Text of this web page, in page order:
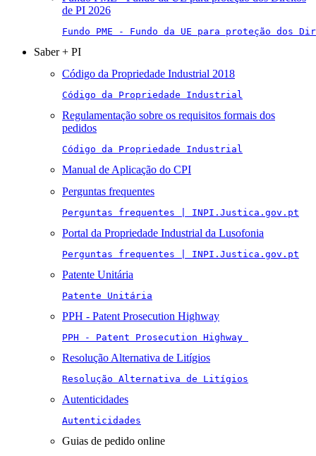
de PI 2026
Fundo PME - Fundo da UE para proteção
Saber + PI
Código da Propriedade Industrial 2018
Código da Propriedade Industrial
Regulamentação sobre os requisitos formais dos
pedidos
Código da Propriedade Industrial
Manual de Aplicação do CPI
Perguntas frequentes
Perguntas frequentes | INPI.Justica.gov.pt
Portal da Propriedade Industrial da Lusofonia
Perguntas frequentes | INPI.Justica.gov.pt
Patente Unitária
Patente Unitária
PPH - Patent Prosecution Highway
PPH - Patent Prosecution Highway
Resolução Alternativa de Litígios
Resolução Alternativa de Litígios
Autenticidades
Autenticidades
Guias de pedido online